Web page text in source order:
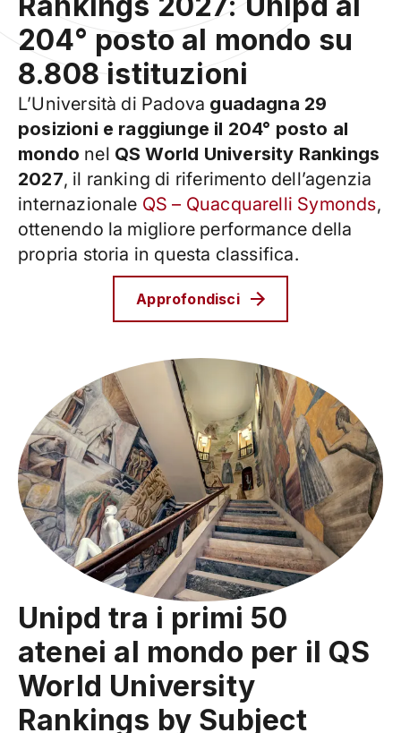
204° posto al mondo su
8.808 istituzioni
L’Università di Padova guadagna 29
posizioni e raggiunge il 204° posto al
mondo nel QS World University Rankings
2027, il ranking di riferimento dell’agenzia
internazionale QS – Quacquarelli Symonds,
ottenendo la migliore performance della
propria storia in questa classifica.
Approfondisci
Unipd tra i primi 50
atenei al mondo per il QS
World University
Rankings by Subject